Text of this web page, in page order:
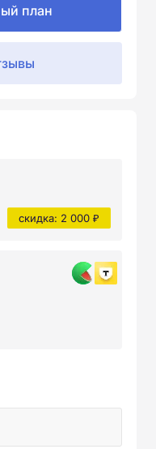
план
скидка: 2 000 ₽